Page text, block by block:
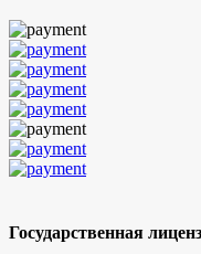
Государственная